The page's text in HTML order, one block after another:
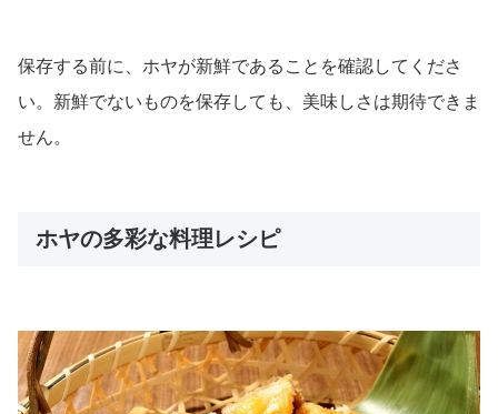
保存する前に、ホヤが新鮮であることを確認してくださ
い。新鮮でないものを保存しても、美味しさは期待できま
せん。
ホヤの多彩な料理レシピ